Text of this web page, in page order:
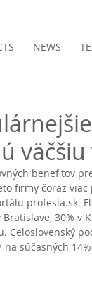
NEWS
benefitov
firmy čoraz viac
profesia.sk.
30% v
Celoslovenský
na súčasných